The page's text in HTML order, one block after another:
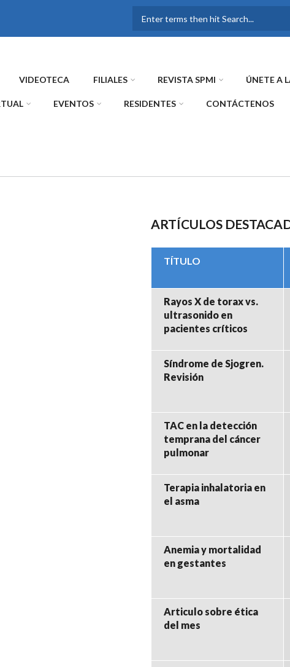
FORMULARIO DE
VIDEOTECA FILIALES REVISTA SPMI ÚNETE A
EVENTOS RESIDENTES CONTÁCTENOS
ARTÍCULOS
TÍTULO
Rayos X de torax vs.
ultrasonido en
pacientes críticos
Síndrome de Sjogren.
Revisión
TAC en la detección
temprana del cáncer
pulmonar
Terapia inhalatoria en
el asma
Anemia y mortalidad
en gestantes
Articulo sobre ética
del mes